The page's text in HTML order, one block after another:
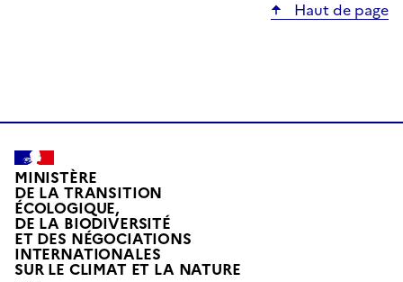
Haut de page
MINISTÈRE
DE LA TRANSITION
ÉCOLOGIQUE,
DE LA BIODIVERSITÉ
ET DES NÉGOCIATIONS
INTERNATIONALES
SUR LE CLIMAT ET LA NATUREL